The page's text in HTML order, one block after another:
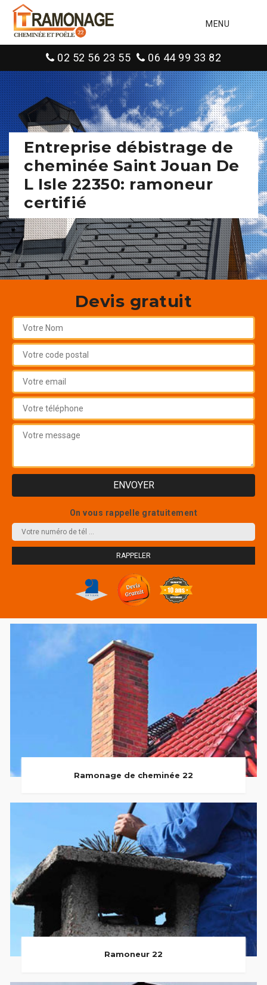
MENU
02 52 56 23 55 06 44 99 33 82
Entreprise débistrage de
cheminée Saint Jouan De
L Isle 22350: ramoneur
certifié
Devis gratuit
On vous rappelle gratuitement
Ramonage de cheminée 22
Ramoneur 22